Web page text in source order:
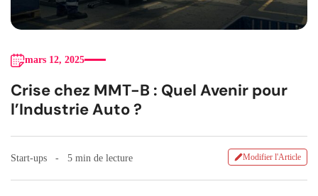
mars 12, 2025
Crise chez MMT-B : Quel Avenir pour
l’Industrie Auto ?
Start-ups 5 min de lecture Modifier l'Article